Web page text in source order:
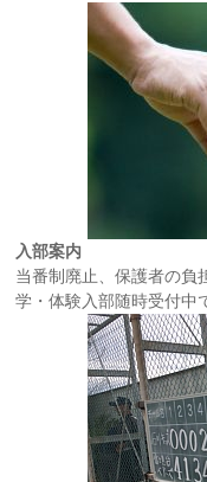
入部案内
当番制廃止、保護者の負
学・体験入部随時受付中